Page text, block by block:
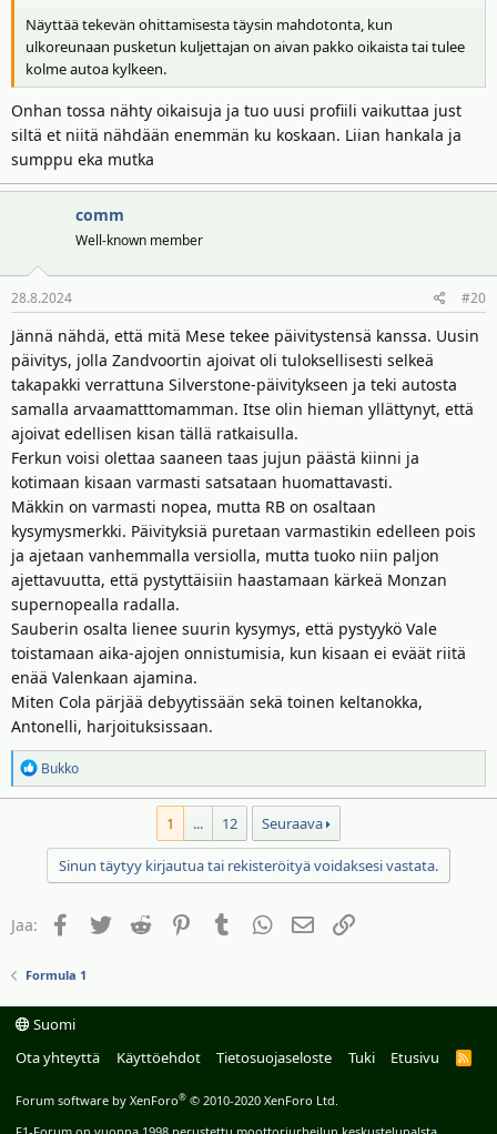
Näyttää tekevän ohittamisesta täysin mahdotonta, kun
ulkoreunaan pusketun kuljettajan on aivan pakko oikaista tai tulee
kolme autoa kylkeen.
Onhan tossa nähty oikaisuja ja tuo uusi profiili vaikuttaa just
siltä et niitä nähdään enemmän ku koskaan. Liian hankala ja
sumppu eka mutka
comm
Well-known member
28.8.2024 #20
Jännä nähdä, että mitä Mese tekee päivitystensä kanssa. Uusin
päivitys, jolla Zandvoortin ajoivat oli tuloksellisesti selkeä
takapakki verrattuna Silverstone-päivitykseen ja teki autosta
samalla arvaamatttomamman. Itse olin hieman yllättynyt, että
ajoivat edellisen kisan tällä ratkaisulla.
Ferkun voisi olettaa saaneen taas jujun päästä kiinni ja
kotimaan kisaan varmasti satsataan huomattavasti.
Mäkkin on varmasti nopea, mutta RB on osaltaan
kysymysmerkki. Päivityksiä puretaan varmastikin edelleen pois
ja ajetaan vanhemmalla versiolla, mutta tuoko niin paljon
ajettavuutta, että pystyttäisiin haastamaan kärkeä Monzan
supernopealla radalla.
Sauberin osalta lienee suurin kysymys, että pystyykö Vale
toistamaan aika-ajojen onnistumisia, kun kisaan ei eväät riitä
enää Valenkaan ajamina.
Miten Cola pärjää debyytissään sekä toinen keltanokka,
Antonelli, harjoituksissaan.
R
e
Bukko
1 ... 12 Seuraava
Sinun täytyy kirjautua tai rekisteröityä voidaksesi vastata.
Jaa: Facebook
TwitterReddit PinterestTumblrWhatsAppSähköposti
Linkki
Formula 1
Suomi
Ota yhteyttä
Käyttöehdot Tietosuojaseloste Tuki Etusivu
R
Forum software by XenForo® © 2010-2020 XenForo Ltd.